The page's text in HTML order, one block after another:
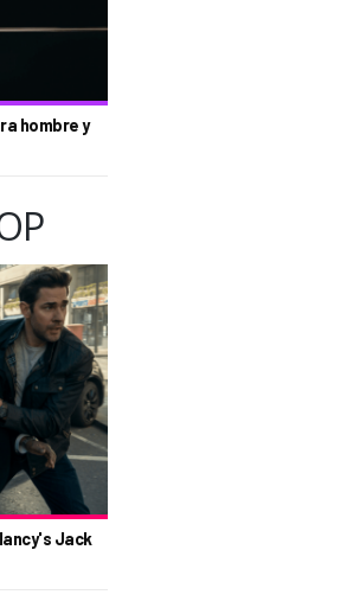
hombre y
Jack